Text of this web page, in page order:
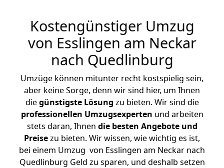
Kostengünstiger Umzug
von Esslingen am Neckar
nach Quedlinburg
Umzüge können mitunter recht kostspielig sein,
aber keine Sorge, denn wir sind hier, um Ihnen
diegünstigste Lösung zu bieten. Wir sind die
professionellen Umzugsexperten und arbeiten
stets daran, Ihnen die besten Angebote und
Preisezu bieten. Wir wissen, wie wichtig es ist,
bei einem Umzug von Esslingen am Neckar nach
Quedlinburg Geld zu sparen, und deshalb setzen